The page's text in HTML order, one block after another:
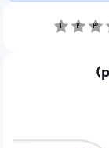
۱ ۲ ۳